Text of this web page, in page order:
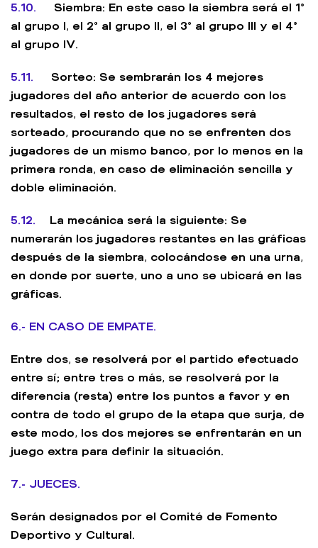
5.10. Siembra: En este caso la siembra será el 1°
al grupo I, el 2° al grupo II, el 3° al grupo III y el 4°
al grupo IV.
5.11. Sorteo: Se sembrarán los 4 mejores
jugadores del año anterior de acuerdo con los
resultados, el resto de los jugadores será
sorteado, procurando que no se enfrenten dos
jugadores de un mismo banco, por lo menos en la
primera ronda, en caso de eliminación sencilla y
doble eliminación.
5.12. La mecánica será la siguiente: Se
numerarán los jugadores restantes en las gráficas
después de la siembra, colocándose en una urna,
en donde por suerte, uno a uno se ubicará en las
gráficas.
6.- EN CASO DE EMPATE.
Entre dos, se resolverá por el partido efectuado
entre sí; entre tres o más, se resolverá por la
diferencia (resta) entre los puntos a favor y en
contra de todo el grupo de la etapa que surja, de
este modo, los dos mejores se enfrentarán en un
juego extra para definir la situación.
7.- JUECES.
Serán designados por el Comité de Fomento
Deportivo y Cultural.